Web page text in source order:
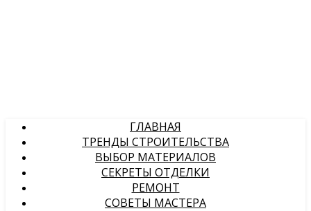
ГЛАВНАЯ
ТРЕНДЫ СТРОИТЕЛЬСТВА
ВЫБОР МАТЕРИАЛОВ
СЕКРЕТЫ ОТДЕЛКИ
РЕМОНТ
СОВЕТЫ МАСТЕРА